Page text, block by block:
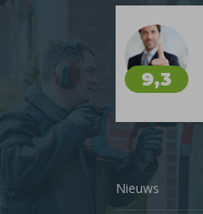
9,3
Nieuws